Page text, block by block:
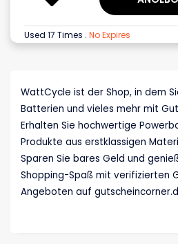
Used 17 Times . No Expires
WattCycle ist der Shop, in dem
Batterien und vieles mehr mit
Erhalten Sie hochwertige
Produkte aus erstklassigen
Sparen Sie bares Geld und
Shopping-Spaß mit verifizierten
Angeboten auf